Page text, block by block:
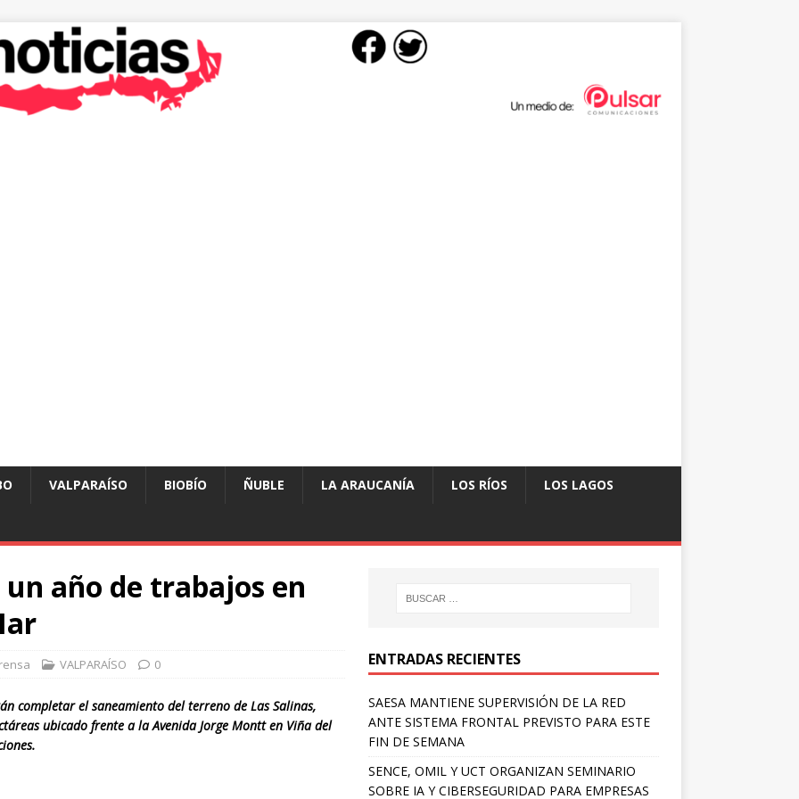
VALPARAÍSO BIOBÍO ÑUBLE LA ARAUCANÍA LOS RÍOS LOS LAGOS
año de trabajos en
VALPARAÍSO 0
completar el saneamiento del terreno de Las Salinas,
ubicado frente a la Avenida Jorge Montt en Viña del
ENTRADAS RECIENTES
SAESA MANTIENE SUPERVISIÓN DE LA RED
ANTE SISTEMA FRONTAL PREVISTO PARA ESTE
FIN DE SEMANA
SENCE, OMIL Y UCT ORGANIZAN SEMINARIO
SOBRE IA Y CIBERSEGURIDAD PARA EMPRESAS